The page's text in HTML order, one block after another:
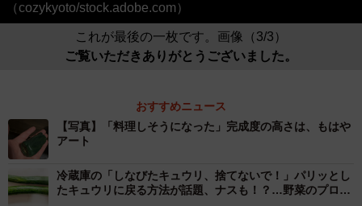
（cozykyoto/stock.adobe.com）
これが最後の一枚です。画像（3/3）
ご覧いただきありがとうございました。
おすすめニュース
【写真】「料理しそうになった」完成度の高さは、もはや
アート
冷蔵庫の「しなびたキュウリ、捨てないで！」パリッとし
たキュウリに戻る方法が話題、ナスも！？…野菜のプロに